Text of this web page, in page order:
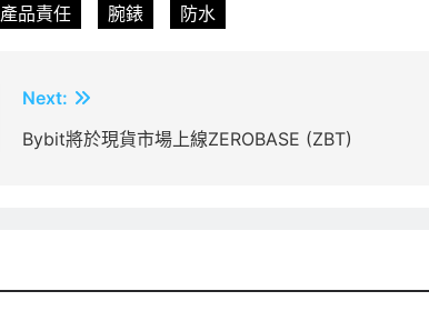
產品責任 腕錶 防水
Next:
Bybit將於現貨市場上線ZEROBASE (ZBT)